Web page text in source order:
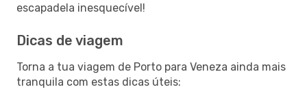
escapadela inesquecível!
Dicas de viagem
Torna a tua viagem de Porto para Veneza ainda mais
tranquila com estas dicas úteis: